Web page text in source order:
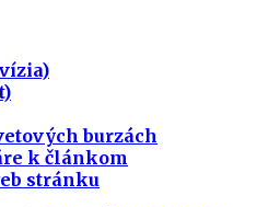
burzách
k článkom
stránku